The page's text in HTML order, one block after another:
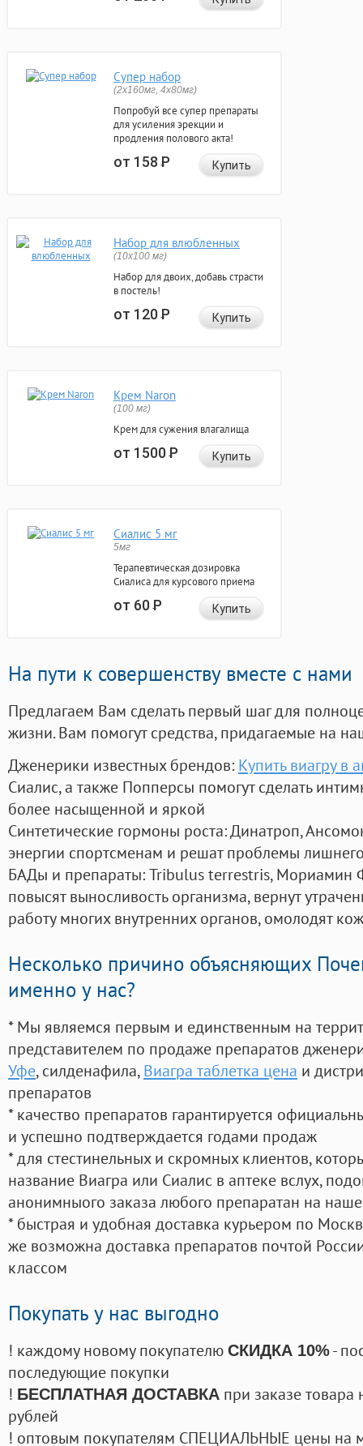
Супер набор
(2х160мг, 4х80мг)
Попробуй все супер препараты
для усиления эрекции и
продления полового акта!
от 158Р Купить
Набор для влюбленных
(10х100 мг)
Набор для двоих, добавь страсти
в постель!
от 120Р Купить
Крем Naron
(100 мг)
Крем для сужения влагалища
от 1500Р Купить
Сиалис 5 мг
5мг
Терапевтическая дозировка
Сиалиса для курсового приема
от 60Р Купить
На пути к совершенству вместе с нами
Предлагаем Вам сделать первый шаг для
жизни. Вам помогут средства, придагаемые на
Дженерики известных брендов: Купить виагру в
Сиалис, а также Попперсы помогут сделать
более насыщенной и яркой
Синтетические гормоны роста: Динатроп,
энергии спортсменам и решат проблемы
БАДы и препараты:Tribulus terrestris, Мориамин
повысят выносливость организма, вернут
работу многих внутренних органов, омолодят
Несколько причино объясняющих
именно у нас?
* Мы являемся первым и единственным на
представителем по продаже препаратов
Уфе, силденафила, Виагра таблетка цена и
препаратов
* качество препаратов гарантируется
и успешно подтверждается годами продаж
* для стестинельных и скромных клиентов,
название Виагра или Сиалис в аптеке вслух,
анонимныого заказа любого препаратан на
* быстрая и удобная доставка курьером по
же возможна доставка препаратов почтой
классом
Покупать у нас выгодно
! каждому новому покупателю СКИДКА 10%-
последующие покупки
! БЕСПЛАТНАЯ ДОСТАВКА при заказе
рублей
! оптовым покупателям СПЕЦИАЛЬНЫЕ цены на